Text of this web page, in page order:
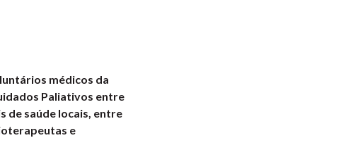
médicos da
Paliativos entre
de saúde locais, entre
e